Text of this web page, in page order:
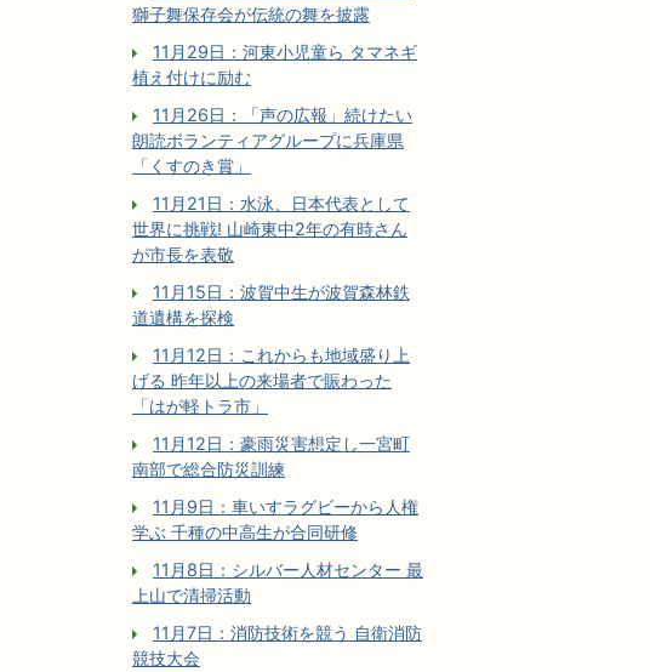
獅子舞保存会が伝統の舞を披露
11月29日：河東小児童ら タマネギ
植え付けに励む
11月26日：「声の広報」続けたい
朗読ボランティアグループに兵庫県
「くすのき賞」
11月21日：水泳、日本代表として
世界に挑戦! 山崎東中2年の有時さん
が市長を表敬
11月15日：波賀中生が波賀森林鉄
道遺構を探検
11月12日：これからも地域盛り上
げる 昨年以上の来場者で賑わった
「はが軽トラ市」
11月12日：豪雨災害想定し一宮町
南部で総合防災訓練
11月9日：車いすラグビーから人権
学ぶ 千種の中高生が合同研修
11月8日：シルバー人材センター 最
上山で清掃活動
11月7日：消防技術を競う 自衛消防
競技大会